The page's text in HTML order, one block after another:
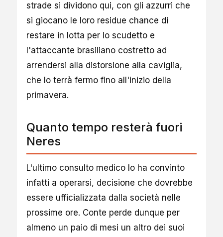
strade si dividono qui, con gli azzurri che
si giocano le loro residue chance di
restare in lotta per lo scudetto e
l'attaccante brasiliano costretto ad
arrendersi alla distorsione alla caviglia,
che lo terrà fermo fino all'inizio della
primavera.
Quanto tempo resterà fuori
Neres
L'ultimo consulto medico lo ha convinto
infatti a operarsi, decisione che dovrebbe
essere ufficializzata dalla società nelle
prossime ore. Conte perde dunque per
almeno un paio di mesi un altro dei suoi